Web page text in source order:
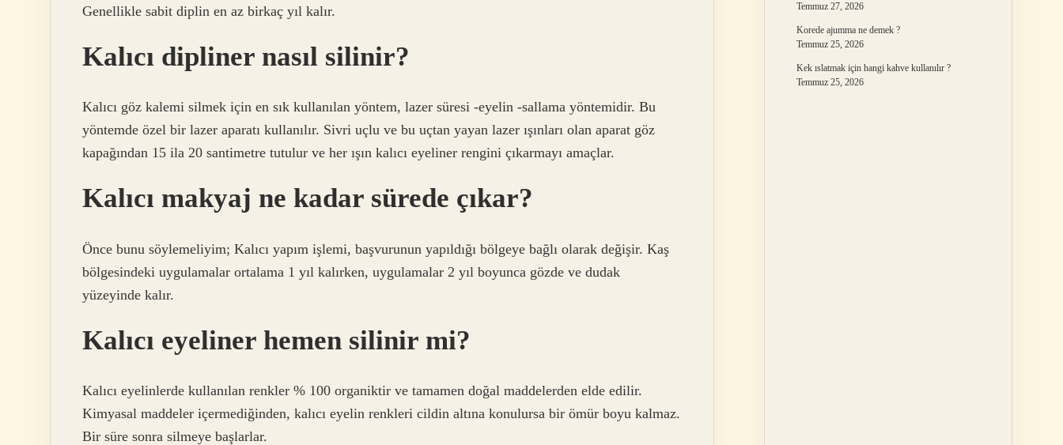
Genellikle sabit diplin en az birkaç yıl kalır.
Kalıcı dipliner nasıl silinir?
Kalıcı göz kalemi silmek için en sık kullanılan yöntem, lazer süresi -eyelin -sallama yöntemidir. Bu
yöntemde özel bir lazer aparatı kullanılır. Sivri uçlu ve bu uçtan yayan lazer ışınları olan aparat göz
kapağından 15 ila 20 santimetre tutulur ve her ışın kalıcı eyeliner rengini çıkarmayı amaçlar.
Kalıcı makyaj ne kadar sürede çıkar?
Önce bunu söylemeliyim; Kalıcı yapım işlemi, başvurunun yapıldığı bölgeye bağlı olarak değişir. Kaş
bölgesindeki uygulamalar ortalama 1 yıl kalırken, uygulamalar 2 yıl boyunca gözde ve dudak
yüzeyinde kalır.
Kalıcı eyeliner hemen silinir mi?
Kalıcı eyelinlerde kullanılan renkler % 100 organiktir ve tamamen doğal maddelerden elde edilir.
Kimyasal maddeler içermediğinden, kalıcı eyelin renkleri cildin altına konulursa bir ömür boyu kalmaz.
Bir süre sonra silmeye başlarlar.
Temmuz 27, 2026
Korede ajumma ne demek ?
Temmuz 25, 2026
Kek ıslatmak için hangi kahve kullanılır ?
Temmuz 25, 2026